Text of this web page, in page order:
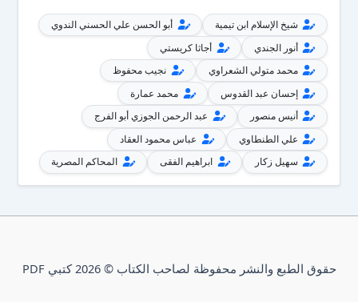
شيخ الإسلام ابن تيمية
أبو الحسن علي الحسني الندوي
أنور الجندي
أجاثا كريستي
محمد متولي الشعراوي
نجيب محفوظ
إحسان عبد القدوس
محمد عمارة
أنيس منصور
عبد الرحمن الجوزي أبو الفرج
علي الطنطاوي
عباس محمود العقاد
سهيل زكار
ابراهيم الفقى المحاكم المصرية
حقوق الطبع والنشر محفوظة لصاحب الكتاب © 2026 كتبي PDF